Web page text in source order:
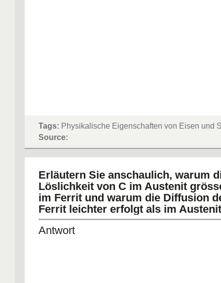
Tags: Physikalische Eigenschaften von Eisen und
Source:
Erläutern Sie anschaulich, warum
Löslichkeit von C im Austenit
im Ferrit und warum die Diffusion
Ferrit leichter erfolgt als im
Antwort